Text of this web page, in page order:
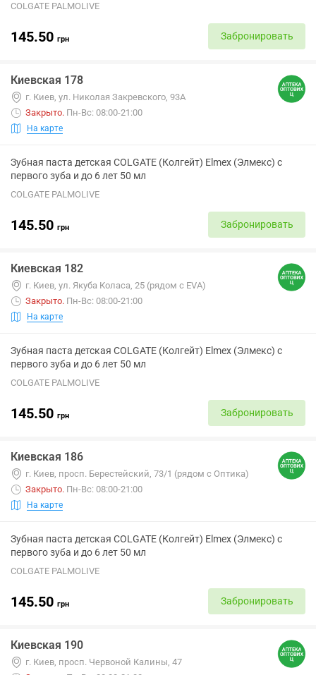
COLGATE PALMOLIVE
145.50 грн Забронировать
Киевская 178
г. Киев, ул. Николая Закревского, 93А
Закрыто. Пн-Вс: 08:00-21:00
На карте
Зубная паста детская COLGATE (Колгейт) Elmex (Элмекс) с
первого зуба и до 6 лет 50 мл
COLGATE PALMOLIVE
145.50 грн Забронировать
Киевская 182
г. Киев, ул. Якуба Коласа, 25 (рядом с EVA)
Закрыто. Пн-Вс: 08:00-21:00
На карте
Зубная паста детская COLGATE (Колгейт) Elmex (Элмекс) с
первого зуба и до 6 лет 50 мл
COLGATE PALMOLIVE
145.50 грн Забронировать
Киевская 186
г. Киев, просп. Берестейский, 73/1 (рядом с Оптика)
Закрыто. Пн-Вс: 08:00-21:00
На карте
Зубная паста детская COLGATE (Колгейт) Elmex (Элмекс) с
первого зуба и до 6 лет 50 мл
COLGATE PALMOLIVE
145.50 грн Забронировать
Киевская 190
г. Киев, просп. Червоной Калины, 47